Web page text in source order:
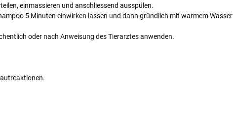
einmassieren und anschliessend ausspülen.
5 Minuten einwirken lassen und dann gründlich mit warmem Wasser
oder nach Anweisung des Tierarztes anwenden.